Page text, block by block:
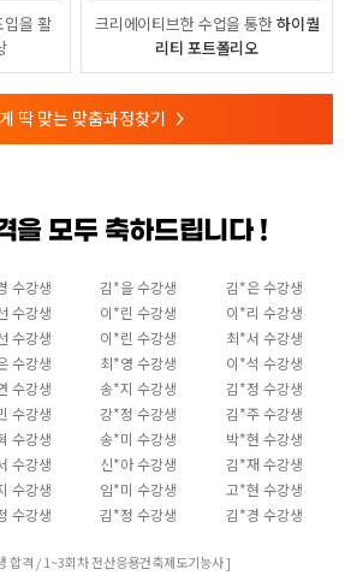
입을 활
크리에이티브한 수업을 통한하이퀄
리티 포트폴리오
딱 맞는 맞춤과정찾기 >
모두 축하드립니다 !
수강생 김*을 수강생
김*은 수강생
수강생 이*린 수강생
이*리 수강생
수강생 이*린 수강생
최*서 수강생
수강생 최*영 수강생
이*석 수강생
수강생 송*지 수강생
김*정 수강생
수강생 강*정 수강생
김*주 수강생
수강생 송*미 수강생
박*현 수강생
수강생 신*아 수강생
김*재 수강생
수강생 임*미 수강생
고*현 수강생
수강생 김*정 수강생 김*경 수강생
합격 / 1~3회차 전산응용건축제도기능사 ]